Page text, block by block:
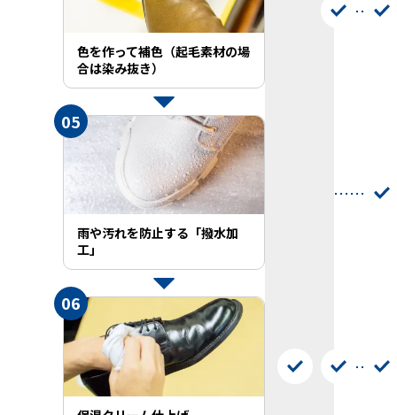
色を作って補色（起毛素材の場
合は染み抜き）
05
雨や汚れを防止する「撥水加
工」
06